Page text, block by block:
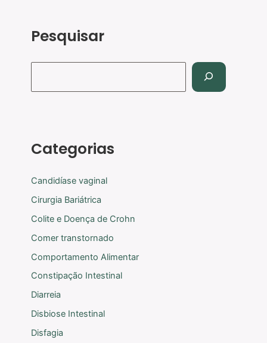
Pesquisar
Categorias
Candidíase vaginal
Cirurgia Bariátrica
Colite e Doença de Crohn
Comer transtornado
Comportamento Alimentar
Constipação Intestinal
Diarreia
Disbiose Intestinal
Disfagia